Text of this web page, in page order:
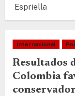
Espriella
Internacional
Resultados
Colombia